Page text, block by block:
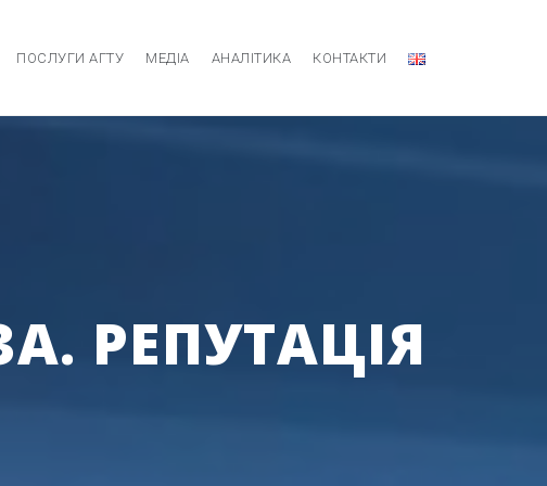
ПОСЛУГИ АГТУ МЕДІА АНАЛІТИКА КОНТАКТИ
РЕПУТАЦІЯ